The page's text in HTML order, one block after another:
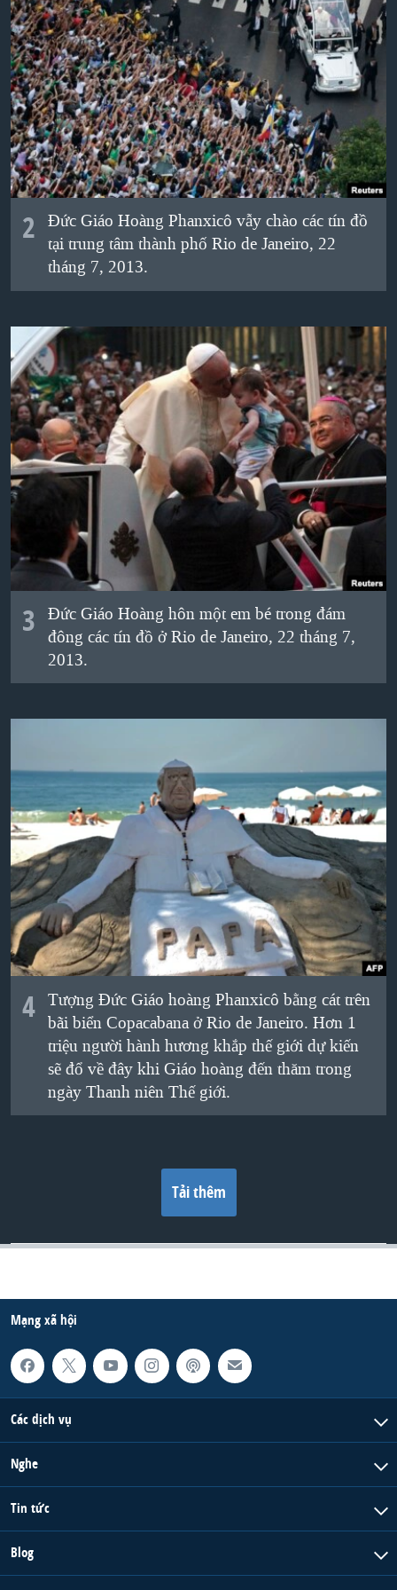
QUAN HỆ VIỆT MỸ
2
Ðức Giáo Hoàng Phanxicô vẫy chào các tín đồ
tại trung tâm thành phố Rio de Janeiro, 22
tháng 7, 2013.
3
Ðức Giáo Hoàng hôn một em bé trong đám
đông các tín đồ ở Rio de Janeiro, 22 tháng 7,
2013.
4 Tượng Ðức Giáo hoàng Phanxicô bằng cát trên
bãi biển Copacabana ở Rio de Janeiro. Hơn 1
triệu người hành hương khắp thế giới dự kiến
sẽ đổ về đây khi Giáo hoàng đến thăm trong
ngày Thanh niên Thế giới.
Tải thêm
Mạng xã hội
Các dịch vụ
Nghe
Tin tức
Blog